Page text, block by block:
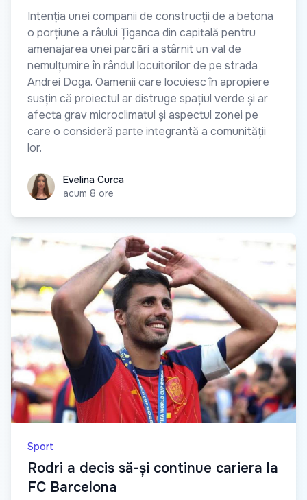
Intenția unei companii de construcții de a betona
o porțiune a râului Țiganca din capitală pentru
amenajarea unei parcări a stârnit un val de
nemulțumire în rândul locuitorilor de pe strada
Andrei Doga. Oamenii care locuiesc în apropiere
susțin că proiectul ar distruge spațiul verde și ar
afecta grav microclimatul și aspectul zonei pe
care o consideră parte integrantă a comunității
lor.
Evelina CurcaEvelina Curca
acum 8 ore
Sport
Rodri a decis să-și continue cariera la
FC Barcelona